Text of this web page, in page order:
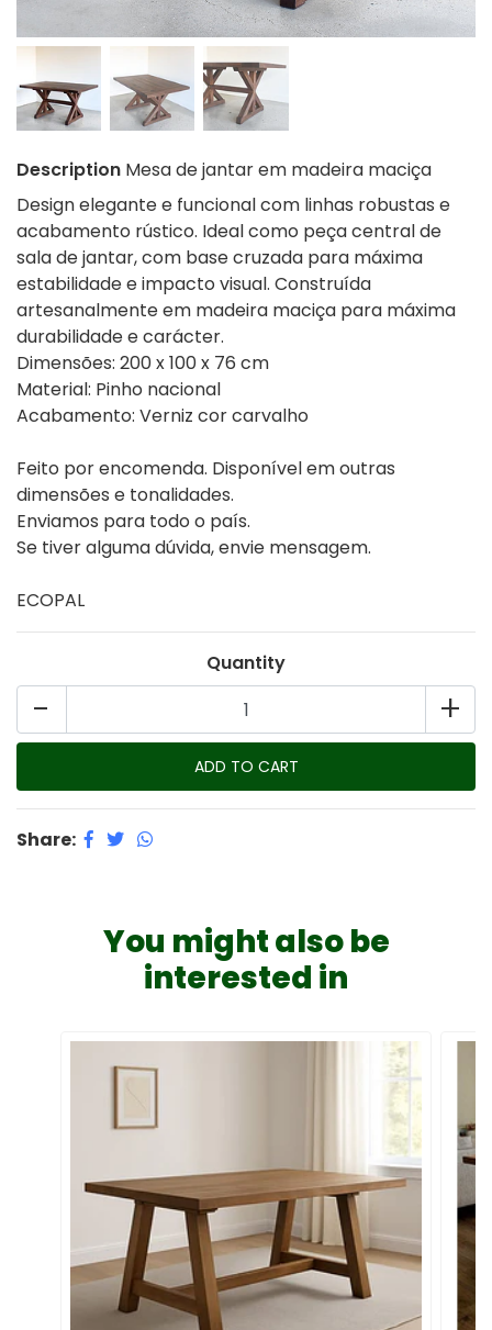
Description Mesa de jantar em madeira maciça
Design elegante e funcional com linhas robustas e
acabamento rústico. Ideal como peça central de
sala de jantar, com base cruzada para máxima
estabilidade e impacto visual. Construída
artesanalmente em madeira maciça para máxima
durabilidade e carácter.
Dimensões: 200 x 100 x 76 cm
Material: Pinho nacional
Acabamento: Verniz cor carvalho
Feito por encomenda. Disponível em outras
dimensões e tonalidades.
Enviamos para todo o país.
Se tiver alguma dúvida, envie mensagem.
ECOPAL
Quantity
+
-
Share:
You might also be
interested in